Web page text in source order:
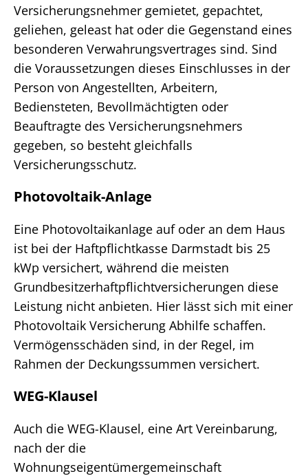
Versicherungsnehmer gemietet, gepachtet,
geliehen, geleast hat oder die Gegenstand eines
besonderen Verwahrungsvertrages sind. Sind
die Voraussetzungen dieses Einschlusses in der
Person von Angestellten, Arbeitern,
Bediensteten, Bevollmächtigten oder
Beauftragte des Versicherungsnehmers
gegeben, so besteht gleichfalls
Versicherungsschutz.
Photovoltaik-Anlage
Eine Photovoltaikanlage auf oder an dem Haus
ist bei der Haftpflichtkasse Darmstadt bis 25
kWp versichert, während die meisten
Grundbesitzerhaftpflichtversicherungen diese
Leistung nicht anbieten. Hier lässt sich mit einer
Photovoltaik Versicherung Abhilfe schaffen.
Vermögensschäden sind, in der Regel, im
Rahmen der Deckungssummen versichert.
WEG-Klausel
Auch die WEG-Klausel, eine Art Vereinbarung,
nach der die
Wohnungseigentümergemeinschaft